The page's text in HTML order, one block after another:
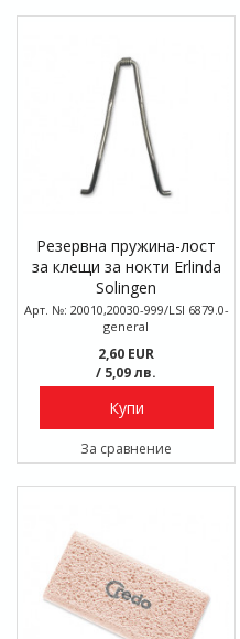
Резервна пружина-лост
за клещи за нокти Erlinda
Solingen
Арт. №: 20010,20030-999/LSI 6879.0-
general
2,60 EUR
/ 5,09 лв.
Купи
За сравнение